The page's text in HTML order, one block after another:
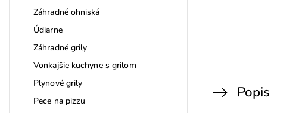
Záhradné ohniská
Údiarne
Záhradné grily
Vonkajšie kuchyne s grilom
Plynové grily
Pece na pizzu
Popis